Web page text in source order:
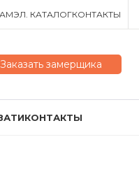
ЭЛ. КАТАЛОГКОНТАКТЫ
Заказать замерщика
КОНТАКТЫ